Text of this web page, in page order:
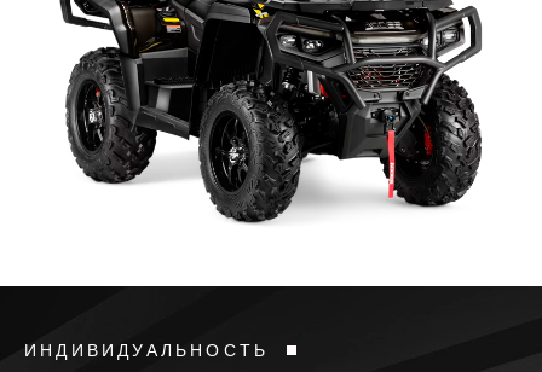
ИНДИВИДУАЛЬНОСТЬ